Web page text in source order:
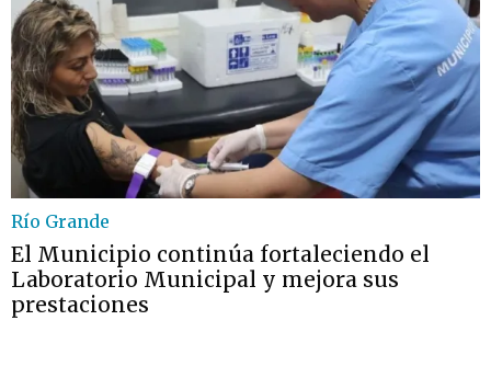
Río Grande
El Municipio continúa fortaleciendo el
Laboratorio Municipal y mejora sus
prestaciones